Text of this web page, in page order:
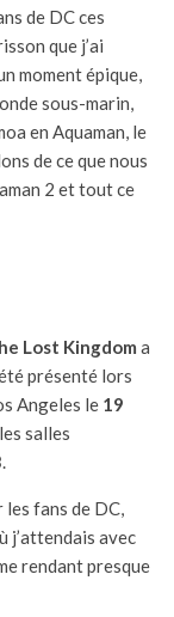
de DC ces
que j’ai
moment épique,
sous-marin,
en Aquaman, le
de ce que nous
2 et tout ce
Lost Kingdom a
présenté lors
Angeles le 19
salles
.
les fans de DC,
j’attendais avec
rendant presque